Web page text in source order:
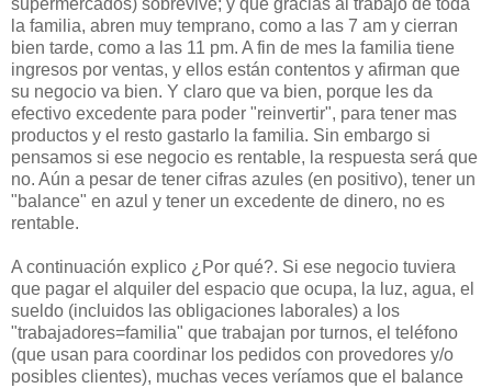
supermercados) sobrevive; y que gracias al trabajo de toda
la familia, abren muy temprano, como a las 7 am y cierran
bien tarde, como a las 11 pm. A fin de mes la familia tiene
ingresos por ventas, y ellos están contentos y afirman que
su negocio va bien. Y claro que va bien, porque les da
efectivo excedente para poder "reinvertir", para tener mas
productos y el resto gastarlo la familia. Sin embargo si
pensamos si ese negocio es rentable, la respuesta será que
no. Aún a pesar de tener cifras azules (en positivo), tener un
"balance" en azul y tener un excedente de dinero, no es
rentable.
A continuación explico ¿Por qué?. Si ese negocio tuviera
que pagar el alquiler del espacio que ocupa, la luz, agua, el
sueldo (incluidos las obligaciones laborales) a los
"trabajadores=familia" que trabajan por turnos, el teléfono
(que usan para coordinar los pedidos con provedores y/o
posibles clientes), muchas veces veríamos que el balance